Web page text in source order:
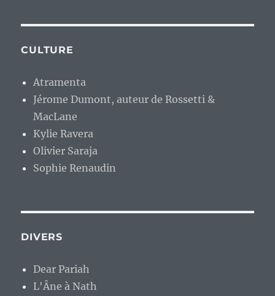
CULTURE
Atramenta
Jérome Dumont, auteur de Rossetti &
MacLane
Kylie Ravera
Olivier Saraja
Sophie Renaudin
DIVERS
Dear Pariah
L'Âne à Nath